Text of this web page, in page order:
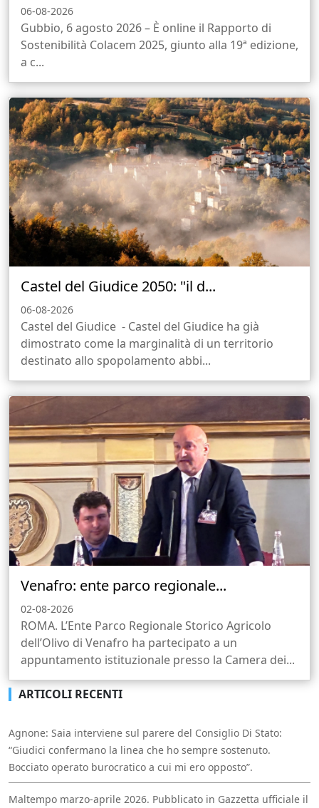
06-08-2026
Gubbio, 6 agosto 2026 – È online il Rapporto di
Sostenibilità Colacem 2025, giunto alla 19ª edizione,
a c...
Castel del Giudice 2050: "il d...
06-08-2026
Castel del Giudice - Castel del Giudice ha già
dimostrato come la marginalità di un territorio
destinato allo spopolamento abbi...
Venafro: ente parco regionale...
02-08-2026
ROMA. L’Ente Parco Regionale Storico Agricolo
dell’Olivo di Venafro ha partecipato a un
appuntamento istituzionale presso la Camera dei...
ARTICOLI RECENTI
Agnone: Saia interviene sul parere del Consiglio Di Stato:
“Giudici confermano la linea che ho sempre sostenuto.
Bocciato operato burocratico a cui mi ero opposto”.
Maltempo marzo-aprile 2026. Pubblicato in Gazzetta ufficiale il